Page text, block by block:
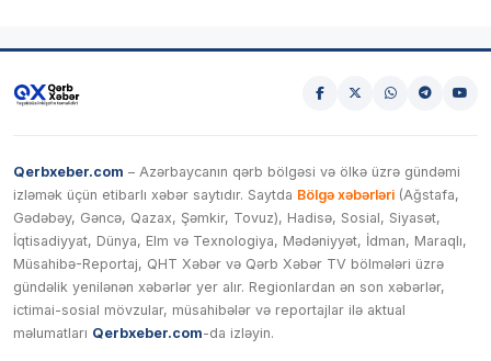
Qerbxeber.com – Azərbaycanın qərb bölgəsi və ölkə üzrə gündəmi
izləmək üçün etibarlı xəbər saytıdır. Saytda Bölgə xəbərləri (Ağstafa,
Gədəbəy, Gəncə, Qazax, Şəmkir, Tovuz), Hadisə, Sosial, Siyasət,
İqtisadiyyat, Dünya, Elm və Texnologiya, Mədəniyyət, İdman, Maraqlı,
Müsahibə-Reportaj, QHT Xəbər və Qərb Xəbər TV bölmələri üzrə
gündəlik yenilənən xəbərlər yer alır. Regionlardan ən son xəbərlər,
ictimai-sosial mövzular, müsahibələr və reportajlar ilə aktual
məlumatları Qerbxeber.com-da izləyin.